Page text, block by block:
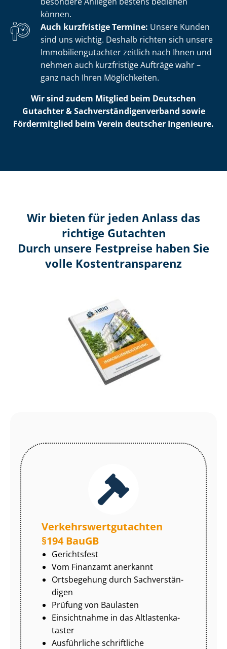
können.
Auch kurzfristige Termine: Unsere Kunden
sind uns wichtig. Deshalb richten sich unsere
Im­mo­bi­li­en­gut­ach­ter zeitlich nach Ihnen und
nehmen auch kurzfristige Aufträge wahr –
ganz nach Ihren Möglichkeiten.
Wir sind zudem Mitglied beim Deutschen
Gutachter & Sach­ver­stän­di­gen­ver­band sowie
Fördermitglied beim Verein deutscher Ingenieure.
Wir bieten für jeden Anlass das
richtige Gutachten
Durch unsere Festpreise haben Sie
volle Kosten­transparenz
Ver­kehrs­wert­gut­ach­ten
§194 BauGB
Gerichtsfest
Vom Finanzamt anerkannt
Ortsbegehung durch Sach­ver­stän­
di­gen
Prüfung von Baulasten
Einsichtnahme in das Alt­las­ten­ka­
tas­ter
Ausführliche schriftliche